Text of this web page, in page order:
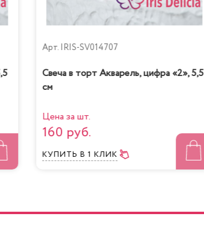
Арт. IRIS-SV014707
Свеча в торт Акварель, цифра «2», 5,5
см
Цена за шт.
160 руб.
КУПИТЬ В 1 КЛИК